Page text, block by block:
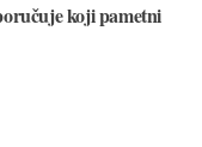
koji pametni